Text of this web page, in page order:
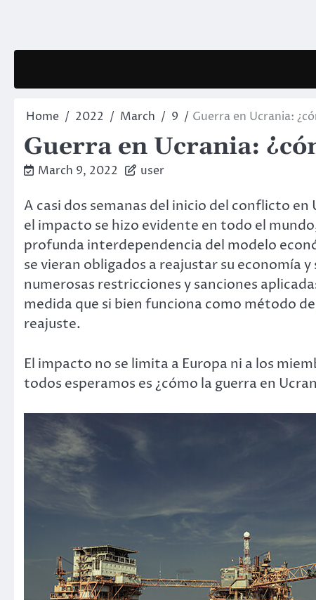
Home 2022 March 9 Guerra en Ucrania:
Guerra en Ucrania:
March 9, 2022 user
A casi dos semanas del inicio del conflicto
el impacto se hizo evidente en todo el
profunda interdependencia del modelo
se vieran obligados a reajustar su economía
numerosas restricciones y sanciones
medida que si bien funciona como método
reajuste.
El impacto no se limita a Europa ni a los
todos esperamos es ¿cómo la guerra en